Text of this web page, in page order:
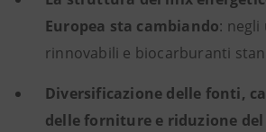
Europea sta cambiando: negli
rinnovabili e biocarburanti
Diversificazione delle fonti,
delle forniture e riduzione